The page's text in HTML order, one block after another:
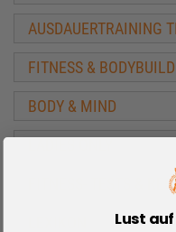
AUSDAUERTRAINING
FITNESS &
BODY & MIND
FITNESS- TESTS &
Lust